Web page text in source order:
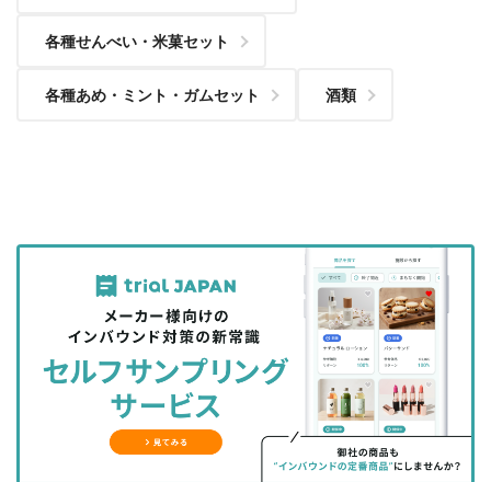
各種せんべい・米菓セット
各種あめ・ミント・ガムセット 酒類